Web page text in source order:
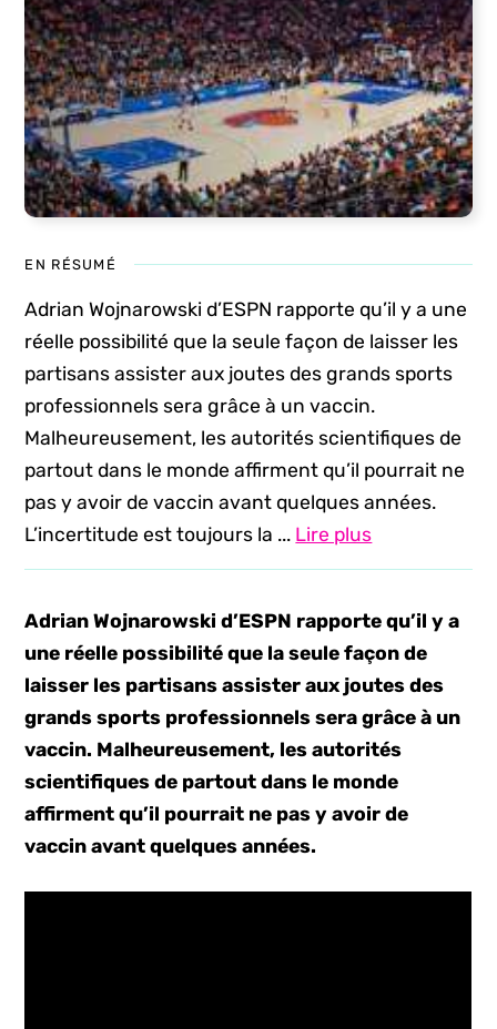
EN RÉSUMÉ
Adrian Wojnarowski d’ESPN rapporte qu’il y a une
réelle possibilité que la seule façon de laisser les
partisans assister aux joutes des grands sports
professionnels sera grâce à un vaccin.
Malheureusement, les autorités scientifiques de
partout dans le monde affirment qu’il pourrait ne
pas y avoir de vaccin avant quelques années.
L’incertitude est toujours la ... Lire plus
Adrian Wojnarowski d’ESPN rapporte qu’il y a
une réelle possibilité que la seule façon de
laisser les partisans assister aux joutes des
grands sports professionnels sera grâce à un
vaccin. Malheureusement, les autorités
scientifiques de partout dans le monde
affirment qu’il pourrait ne pas y avoir de
vaccin avant quelques années.